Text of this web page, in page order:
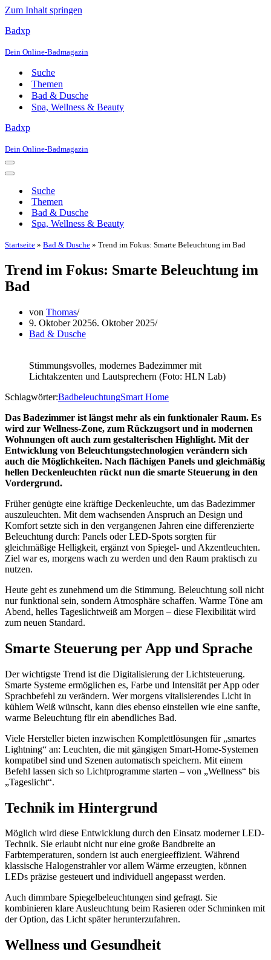
Zum Inhalt springen
Badxp
Dein Online-Badmagazin
Suche
Themen
Bad & Dusche
Spa, Wellness & Beauty
Badxp
Dein Online-Badmagazin
Navigationsmenü
Navigationsmenü
Suche
Themen
Bad & Dusche
Spa, Wellness & Beauty
Startseite » Bad & Dusche » Trend im Fokus: Smarte Beleuchtung im Bad
Trend im Fokus: Smarte Beleuchtung im
Bad
von Thomas
9. Oktober 20256. Oktober 2025
Bad & Dusche
Stimmungsvolles, modernes Badezimmer mit
Lichtakzenten und Lautsprechern (Foto: HLN Lab)
Schlagwörter:BadbeleuchtungSmart Home
Das Badezimmer ist längst mehr als ein funktionaler Raum. Es
wird zur Wellness-Zone, zum Rückzugsort und in modernen
Wohnungen oft auch zum gestalterischen Highlight. Mit der
Entwicklung von Beleuchtungstechnologien verändern sich
auch die Möglichkeiten. Nach flächigen Panels und gleichmäßig
hellen Deckenleuchten rückt nun die smarte Steuerung in den
Vordergrund.
Früher genügte eine kräftige Deckenleuchte, um das Badezimmer
auszuleuchten. Mit dem wachsenden Anspruch an Design und
Komfort setzte sich in den vergangenen Jahren eine differenzierte
Beleuchtung durch: Panels oder LED-Spots sorgten für
gleichmäßige Helligkeit, ergänzt von Spiegel- und Akzentleuchten.
Ziel war es, morgens wach zu werden und den Raum praktisch zu
nutzen.
Heute geht es zunehmend um die Stimmung. Beleuchtung soll nicht
nur funktional sein, sondern Atmosphäre schaffen. Warme Töne am
Abend, helles Tageslichtweiß am Morgen – diese Flexibilität wird
zum neuen Standard.
Smarte Steuerung per App und Sprache
Der wichtigste Trend ist die Digitalisierung der Lichtsteuerung.
Smarte Systeme ermöglichen es, Farbe und Intensität per App oder
Sprachbefehl zu verändern. Wer morgens vitalisierendes Licht in
kühlem Weiß wünscht, kann dies ebenso einstellen wie eine sanfte,
warme Beleuchtung für ein abendliches Bad.
Viele Hersteller bieten inzwischen Komplettlösungen für „smartes
Lightning“ an: Leuchten, die mit gängigen Smart-Home-Systemen
kompatibel sind und Szenen automatisch speichern. Mit einem
Befehl lassen sich so Lichtprogramme starten – von „Wellness“ bis
„Tageslicht“.
Technik im Hintergrund
Möglich wird diese Entwicklung durch den Einsatz moderner LED-
Technik. Sie erlaubt nicht nur eine große Bandbreite an
Farbtemperaturen, sondern ist auch energieeffizient. Während
klassische Halogenstrahler vor allem Wärme erzeugten, können
LEDs präzise gesteuert und individuell angepasst werden.
Auch dimmbare Spiegelbeleuchtungen sind gefragt. Sie
kombinieren klare Ausleuchtung beim Rasieren oder Schminken mit
der Option, das Licht später herunterzufahren.
Wellness und Gesundheit